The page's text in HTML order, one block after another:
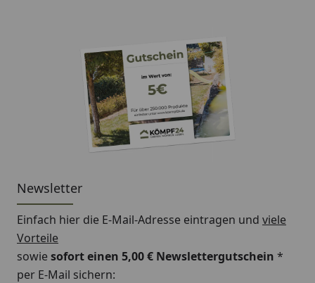
Newsletter
Einfach hier die E-Mail-Adresse eintragen und viele
Vorteile
sowiesofort einen 5,00 € Newslettergutschein *
per E-Mail sichern: